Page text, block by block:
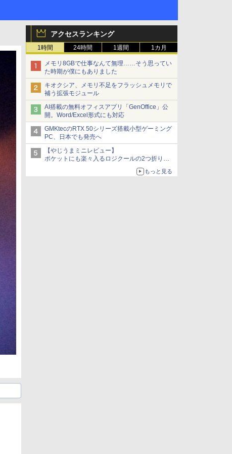
アクセスランキング
1時間 24時間 1週間 1カ月
メモリ8GBで仕事なんて無理……そう思ってい
た時期が僕にもありました
キオクシア、メモリ不足をフラッシュメモリで
補う拡張モジュール
AI搭載の無料オフィスアプリ「GenOffice」公
開。Word/Excel形式にも対応
GMKtecのRTX 50シリーズ搭載小型ゲーミング
PC、日本でも発売へ
【やじうまミニレビュー】
ポケットにも楽々入るロジクールの2つ折りマ
ウス「Mobi Fold」。その気になるギミックと
もっと見る